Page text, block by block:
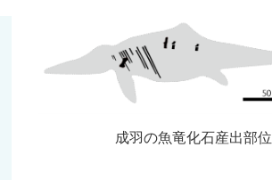
成羽の魚竜化石産出部位